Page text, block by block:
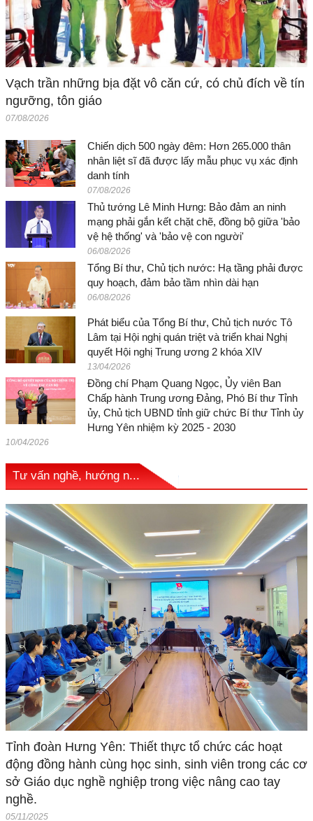
Vạch trần những bịa đặt vô căn cứ, có chủ đích về tín
ngưỡng, tôn giáo
07/08/2026
Chiến dịch 500 ngày đêm: Hơn 265.000 thân
nhân liệt sĩ đã được lấy mẫu phục vụ xác định
danh tính
07/08/2026
Thủ tướng Lê Minh Hưng: Bảo đảm an ninh
mạng phải gắn kết chặt chẽ, đồng bộ giữa 'bảo
vệ hệ thống' và 'bảo vệ con người'
06/08/2026
Tổng Bí thư, Chủ tịch nước: Hạ tầng phải được
quy hoạch, đảm bảo tầm nhìn dài hạn
06/08/2026
Phát biểu của Tổng Bí thư, Chủ tịch nước Tô
Lâm tại Hội nghị quán triệt và triển khai Nghị
quyết Hội nghị Trung ương 2 khóa XIV
13/04/2026
Đồng chí Phạm Quang Ngọc, Ủy viên Ban
Chấp hành Trung ương Đảng, Phó Bí thư Tỉnh
ủy, Chủ tịch UBND tỉnh giữ chức Bí thư Tỉnh ủy
Hưng Yên nhiệm kỳ 2025 - 2030
10/04/2026
Tư vấn nghề, hướng n...
Tỉnh đoàn Hưng Yên: Thiết thực tổ chức các hoạt
động đồng hành cùng học sinh, sinh viên trong các cơ
sở Giáo dục nghề nghiệp trong việc nâng cao tay
nghề.
05/11/2025